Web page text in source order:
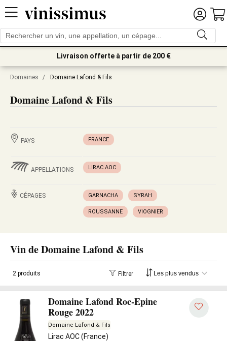
Livraison offerte à partir de 200 €
Domaines / Domaine Lafond & Fils
Domaine Lafond & Fils
PAYS FRANCE
APPELLATIONS LIRAC AOC
CÉPAGES GARNACHA SYRAH
ROUSSANNE VIOGNIER
Vin de Domaine Lafond & Fils
2 produits Filtrer
Domaine Lafond Roc-Epine
Rouge 2022
Domaine Lafond & Fils
Lirac AOC (France)